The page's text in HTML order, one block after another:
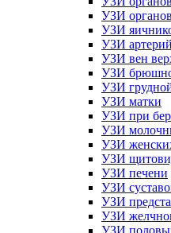
УЗИ
УЗИ
УЗИ
УЗИ вен
УЗИ
УЗИ
УЗИ матки
УЗИ при
УЗИ
УЗИ
УЗИ
УЗИ печени
УЗИ
УЗИ
УЗИ
УЗИ